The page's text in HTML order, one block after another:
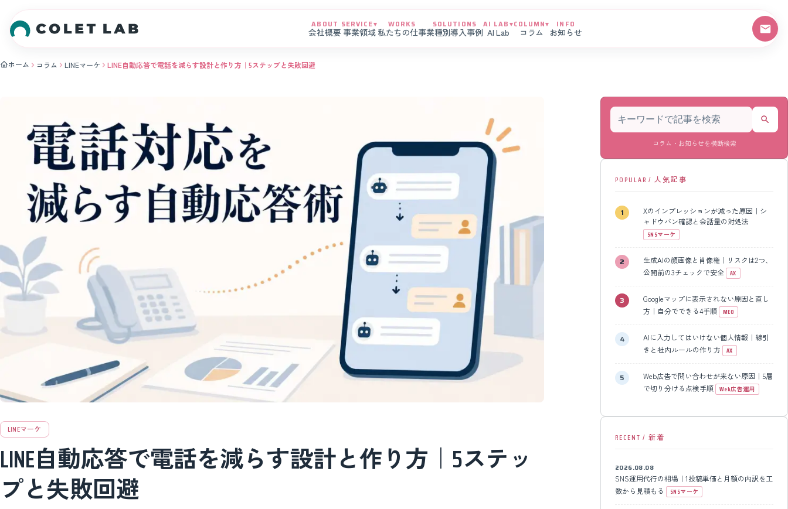
ABOUT
会社概要
SERVICE▾
事業領域
WORKS
私たちの仕事
SOLUTIONS
業種別導入事例
AI LAB▾
AI Lab
COLUMN▾
コラム
INFO
お知らせ
ホーム コラム LINEマーケ LINE自動応答で電話を減らす設計と作り方｜5ステップと失敗回避
LINEマーケ
LINE自動応答で電話を減らす設計と作り方｜5ステッ
プと失敗回避
記事を検索
コラム・お知らせを横断検索
POPULAR / 人気記事
Xのインプレッションが減った原因｜シ
ャドウバン確認と会話量の対処法
SNSマーケ
生成AIの顔画像と肖像権｜リスクは2つ、
公開前の3チェックで安全
AX
Googleマップに表示されない原因と直し
方｜自分でできる4手順
MEO
AIに入力してはいけない個人情報｜線引
きと社内ルールの作り方
AX
Web広告で問い合わせが来ない原因｜5層
で切り分ける点検手順
Web広告運用
RECENT / 新着
2026.08.08
SNS運用代行の相場｜1投稿単価と月額の内訳を工
数から見積もる
SNSマーケ